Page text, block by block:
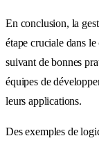
En conclusion, la
étape cruciale dans
suivant de bonnes
équipes de
leurs applications.
Des exemples de